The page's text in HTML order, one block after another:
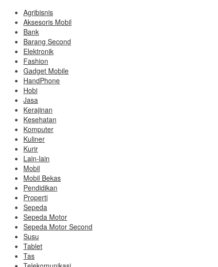
Agribisnis
Aksesoris Mobil
Bank
Barang Second
Elektronik
Fashion
Gadget Mobile
HandPhone
Hobi
Jasa
Kerajinan
Kesehatan
Komputer
Kuliner
Kurir
Lain-lain
Mobil
Mobil Bekas
Pendidikan
Properti
Sepeda
Sepeda Motor
Sepeda Motor Second
Susu
Tablet
Tas